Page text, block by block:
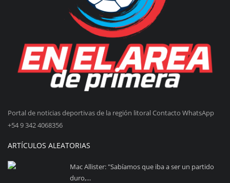
Portal de noticias deportivas de la región litoral Contacto WhatsApp
+54 9 342 4068356
ARTÍCULOS ALEATORIAS
Mac Allister: "Sabíamos que iba a ser un partido
duro,...